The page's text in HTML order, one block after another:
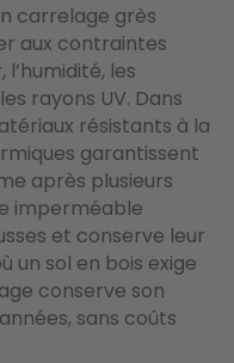
carrelage grès
aux contraintes
les
rayons UV. Dans
résistants à la
garantissent
après plusieurs
imperméable
et conserve leur
un sol en bois exige
conserve son
sans coûts